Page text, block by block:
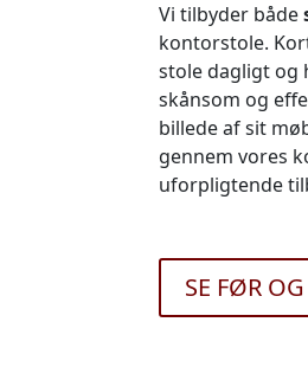
Vi tilbyder både
kontorstole.
stole dagligt og
skånsom og
billede af sit
gennem vores
uforpligtende
SE FØR